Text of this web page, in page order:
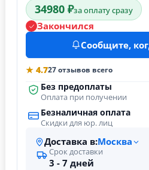
34980 ₽за оплату сразу
Закончился
Сообщите,
★ 4.727 отзывов всего
Без предоплаты
Оплата при получении
Безналичная оплата
Скидки для юр. лиц
Доставка в:Москва
Срок доставки
3 - 7 дней